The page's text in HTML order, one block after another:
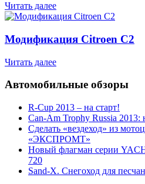
Читать далее
Модификация Citroen С2
Читать далее
Автомобильные обзоры
R-Cup 2013 – на старт!
Can-Am Trophy Russia 2013:
Сделать «вездеход» из
«ЭКСПРОМТ»
Новый флагман серии
720
Sand-X. Снегоход для